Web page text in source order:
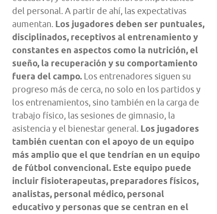
del personal. A partir de ahí, las expectativas
aumentan. Los jugadores deben ser puntuales,
disciplinados, receptivos al entrenamiento y
constantes en aspectos como la nutrición, el
sueño, la recuperación y su comportamiento
fuera del campo. Los entrenadores siguen su
progreso más de cerca, no solo en los partidos y
los entrenamientos, sino también en la carga de
trabajo físico, las sesiones de gimnasio, la
asistencia y el bienestar general. Los jugadores
también cuentan con el apoyo de un equipo
más amplio que el que tendrían en un equipo
de fútbol convencional. Este equipo puede
incluir fisioterapeutas, preparadores físicos,
analistas, personal médico, personal
educativo y personas que se centran en el